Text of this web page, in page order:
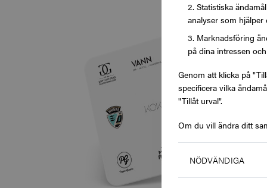
Statistiska
analyser som
Marknadsföring
på dina intressen
Genom att klicka på
specificera vilka
"Tillåt urval".
Om du vill ändra ditt
NÖDVÄNDIGA